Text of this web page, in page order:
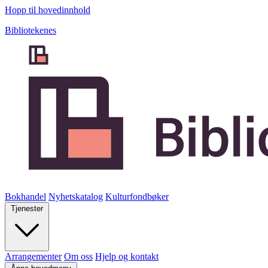
Hopp til hovedinnhold
Bibliotekenes
Bokhandel Nyhetskatalog Kulturfondbøker
Tjenester
Arrangementer Om oss Hjelp og kontakt